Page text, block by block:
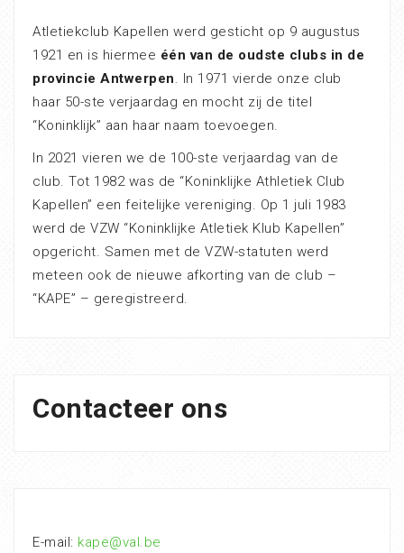
Atletiekclub Kapellen werd gesticht op 9 augustus
1921 en is hiermee één van de oudste clubs in de
provincie Antwerpen. In 1971 vierde onze club
haar 50-ste verjaardag en mocht zij de titel
“Koninklijk” aan haar naam toevoegen.
In 2021 vieren we de 100-ste verjaardag van de
club. Tot 1982 was de “Koninklijke Athletiek Club
Kapellen” een feitelijke vereniging. Op 1 juli 1983
werd de VZW “Koninklijke Atletiek Klub Kapellen”
opgericht. Samen met de VZW-statuten werd
meteen ook de nieuwe afkorting van de club –
“KAPE” – geregistreerd.
Contacteer ons
E-mail: kape@val.be